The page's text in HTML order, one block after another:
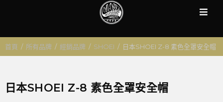
首頁 / 所有品牌 / 經銷品牌 / SHOEI / 日本SHOEI Z-8 素色全罩安全帽
日本SHOEI Z-8 素色全罩安全帽